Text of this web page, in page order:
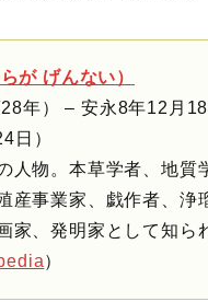
が げんない）
年） – 安永8年12月18
日）
人物。本草学者、地質
産事業家、戯作者、浄
家、発明家として知ら
）